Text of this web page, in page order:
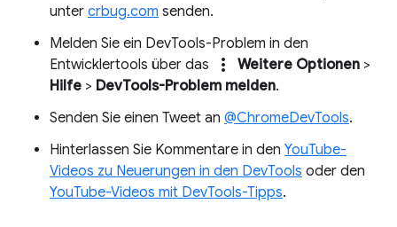
unter crbug.com senden.
Melden Sie ein DevTools-Problem in den
Entwicklertools über das
more_vert Weitere Optionen >
Hilfe > DevTools-Problem melden.
Senden Sie einen Tweet an @ChromeDevTools.
Hinterlassen Sie Kommentare in den YouTube-
Videos zu Neuerungen in den DevTools oder den
YouTube-Videos mit DevTools-Tipps.